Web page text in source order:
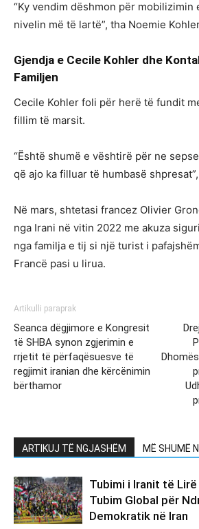
“Ky vendim dëshmon për mobilizimin
nivelin më të lartë”, tha Noemie
Gjendja e Cecile Kohler dhe
Familjen
Cecile Kohler foli për herë të fundit
fillim të marsit.
“Është shumë e vështirë për ne
që ajo ka filluar të humbasë
Në mars, shtetasi francez Olivier
nga Irani në vitin 2022 me akuza
nga familja e tij si një turist i
Francë pasi u lirua.
Artikulli paraprak
Seanca dëgjimore e Kongresit
të SHBA synon zgjerimin e
rrjetit të përfaqësuesve të
regjimit iranian dhe kërcënimin
bërthamor
ARTIKUJ TË NGJASHËM MË SHUMË
Tubimi i Iranit të
Tubim Global për
Demokratik në Iran